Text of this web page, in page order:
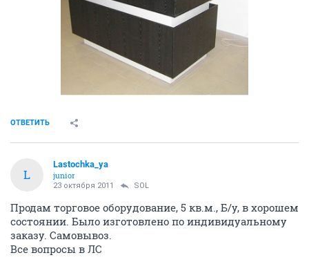
ОТВЕТИТЬ
L
Lastochka_ya
junior
23 октября 2011 SOL
Продам торговое оборудование, 5 кв.м., Б/у, в хорошем
состоянии. Было изготовлено по индивидуальному
заказу. Самовывоз.
Все вопросы в ЛС